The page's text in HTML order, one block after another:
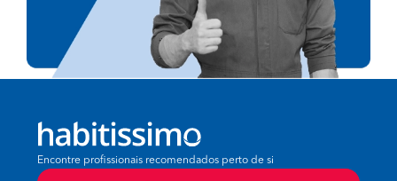
Encontre profissionais recomendados perto de si